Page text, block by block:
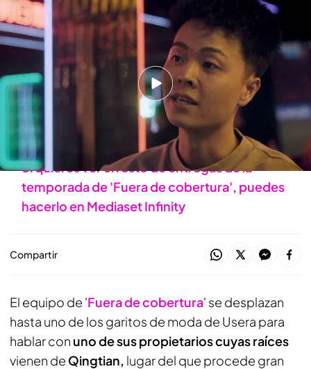
El entrevistado se sincera con Alejandra Andrade 'Fuera de cobertura'
Alba de la Orden
Madrid, 07 ABR 2026 - 00:22h.
¿Qué imagen tienen los qingtianeses sobre
China tras vivir en España?, los qingtianeses la
comparten en el programa
Si quieres ver el resto de entregas de la
temporada de 'Fuera de cobertura', puedes
hacerlo en Mediaset Infinity
Compartir
El equipo de 'Fuera de cobertura' se desplazan
hasta uno de los garitos de moda de Usera para
hablar con uno de sus propietarios cuyas raíces
vienen de Qingtian, lugar del que procede gran